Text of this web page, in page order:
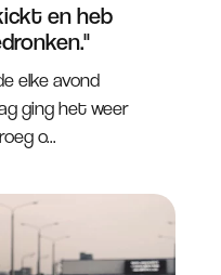
en heb
elke avond
ging het weer
o...